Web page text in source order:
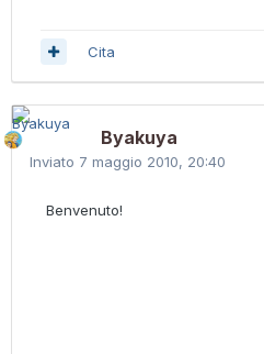
Cita
Byakuya
Inviato 7 maggio 2010, 20:40
Benvenuto!